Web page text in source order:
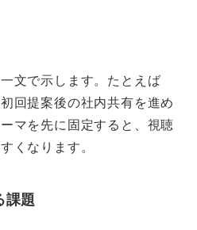
文で示します。たとえば
回提案後の社内共有を進め
マを先に固定すると、視聴
くなります。
課題